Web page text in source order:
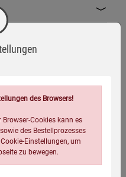
Metallteile, die bei
aufweisen können.
nur für den
Sie vor jeder
4046872346446
Baumwolle, 50% Polyester
150 Gramm
28,5 15,5 4cm
des Browsers!
Cookies kann es
des Bestellprozesses
Einstellungen, um
zu bewegen.